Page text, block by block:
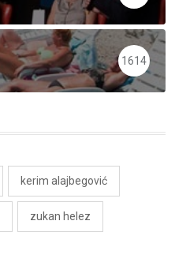
1614
kerim alajbegović
zukan helez